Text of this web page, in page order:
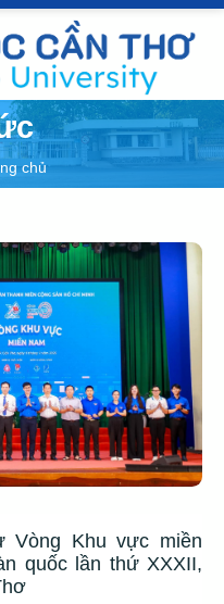
chủ
Vòng Khu vực miền
quốc lần thứ XXXII,